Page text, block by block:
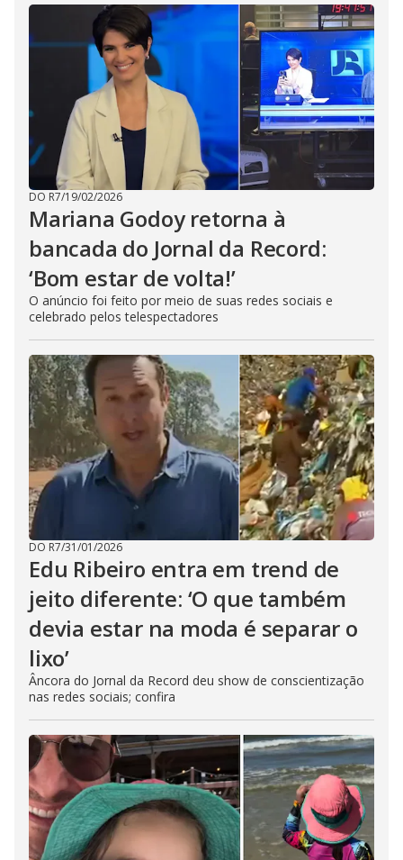
DO R7/19/02/2026
Mariana Godoy retorna à
bancada do Jornal da Record:
‘Bom estar de volta!’
O anúncio foi feito por meio de suas redes sociais e
celebrado pelos telespectadores
DO R7/31/01/2026
Edu Ribeiro entra em trend de
jeito diferente: ‘O que também
devia estar na moda é separar o
lixo’
Âncora do Jornal da Record deu show de conscientização
nas redes sociais; confira